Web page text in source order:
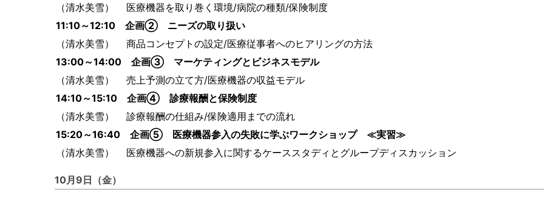
（清水美雪） 医療機器を取り巻く環境/病院の種類/保険制度
11:10～12:10 企画② ニーズの取り扱い
（清水美雪） 商品コンセプトの設定/医療従事者へのヒアリングの方法
13:00～14:00 企画③ マーケティングとビジネスモデル
（清水美雪） 売上予測の立て方/医療機器の収益モデル
14:10～15:10 企画④ 診療報酬と保険制度
（清水美雪） 診療報酬の仕組み/保険適用までの流れ
15:20～16:40 企画⑤ 医療機器参入の失敗に学ぶワークショップ ≪実習≫
（清水美雪） 医療機器への新規参入に関するケーススタディとグループディスカッション
10月9日（金）